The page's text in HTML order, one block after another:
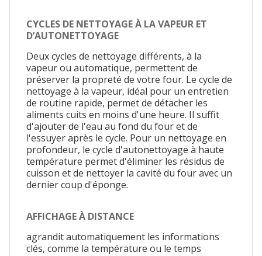
CYCLES DE NETTOYAGE À LA VAPEUR ET
D’AUTONETTOYAGE
Deux cycles de nettoyage différents, à la
vapeur ou automatique, permettent de
préserver la propreté de votre four. Le cycle de
nettoyage à la vapeur, idéal pour un entretien
de routine rapide, permet de détacher les
aliments cuits en moins d'une heure. Il suffit
d'ajouter de l'eau au fond du four et de
l'essuyer après le cycle. Pour un nettoyage en
profondeur, le cycle d'autonettoyage à haute
température permet d'éliminer les résidus de
cuisson et de nettoyer la cavité du four avec un
dernier coup d'éponge.
AFFICHAGE À DISTANCE
agrandit automatiquement les informations
clés, comme la température ou le temps